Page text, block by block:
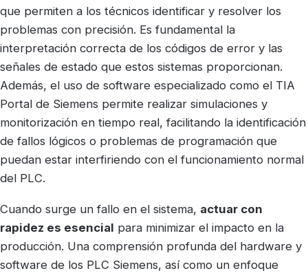
que permiten a los técnicos identificar y resolver los
problemas con precisión. Es fundamental la
interpretación correcta de los códigos de error y las
señales de estado que estos sistemas proporcionan.
Además, el uso de software especializado como el TIA
Portal de Siemens permite realizar simulaciones y
monitorización en tiempo real, facilitando la identificación
de fallos lógicos o problemas de programación que
puedan estar interfiriendo con el funcionamiento normal
del PLC.
Cuando surge un fallo en el sistema, actuar con
rapidez es esencial para minimizar el impacto en la
producción. Una comprensión profunda del hardware y
software de los PLC Siemens, así como un enfoque